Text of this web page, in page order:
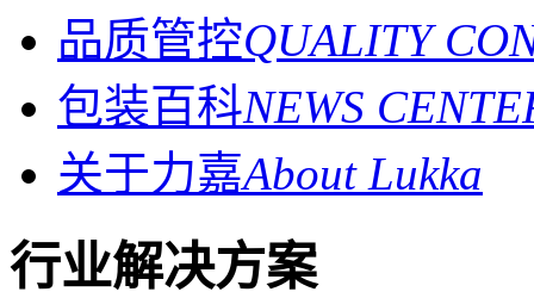
品质管控QUALITY
包装百科NEWS
关于力嘉About Lukka
行业解决方案